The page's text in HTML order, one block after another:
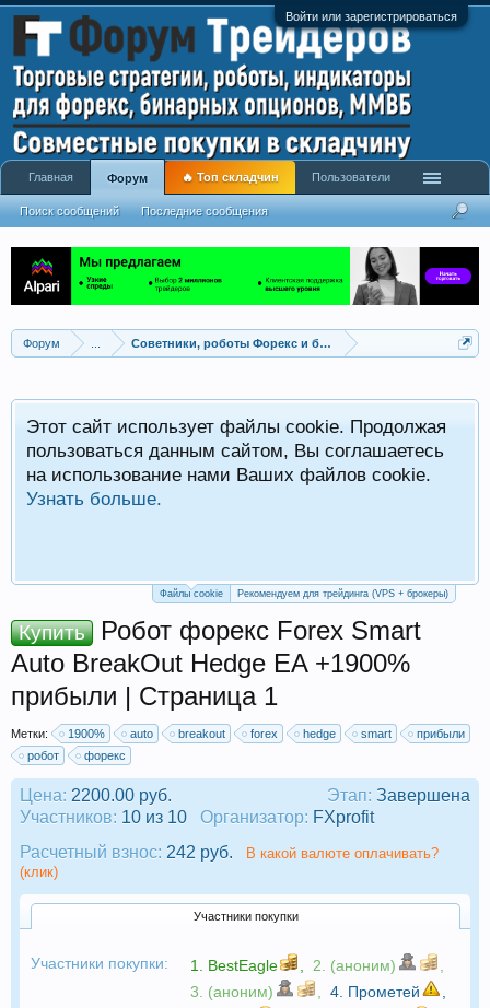
Войти или зарегистрироваться
Форум Советники, роботы Форекс и бинарных опционов
Этот сайт использует файлы cookie. Продолжая
пользоваться данным сайтом, Вы соглашаетесь
на использование нами Ваших файлов cookie.
Узнать больше.
Файлы cookie Рекомендуем для трейдинга (VPS + брокеры)
Купить
Робот форекс Forex Smart
Auto BreakOut Hedge EA +1900%
прибыли | Страница 1
Метки: 1900% auto breakout forex hedge smart
прибыли
робот
форекс
Этап: Завершена
Цена: 2200.00 руб.
Участников: 10 из 10 Организатор: FXprofit
Расчетный взнос: 242 руб.
В какой валюте оплачивать?
(клик)
Участники покупки
Участники покупки: 1. BestEagle 2. (аноним)
3. (аноним)
4. Прометей
Главная Форум
Поиск сообщений Последние сообщения
🔥 Топ складчин Пользователи